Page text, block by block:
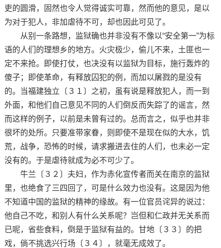
吏的圆滑，固然也令人觉得诚实可靠，然而他的意见，是以
为对于犯人，非加虐待不可，却也因此可见了。
从别一条路想，监狱确也并非没有不像以“安全第一”为标
语的人们的理想乡的地方。火灾极少，偷儿不来，土匪也一
定不来抢。即使打仗，也决没有以监狱为目标，施行轰炸的
傻子；即使革命，有释放囚犯的例，而加以屠戮的是没有
的。当福建独立〔３１〕之初，虽有说是释放犯人，而一到
外面，和他们自己意见不同的人们倒反而失踪了的谣言，然
而这样的例子，以前是未曾有过的。总而言之，似乎也并非
很坏的处所。只要准带家眷，则即使不是现在似的大水，饥
荒，战争，恐怖的时候，请求搬进去住的人们，也未必一定
没有的。于是虐待就成为必不可少了。
牛兰〔３２〕夫妇，作为赤化宣传者而关在南京的监狱
里，也绝食了三四回了，可是什么效力也没有。这是因为他
不知道中国的监狱的精神的缘故。有一位官员诧异的说过：
他自己不吃，和别人有什么关系呢？岂但和仁政并无关系而
已呢，省些食料，倒是于监狱有益的。甘地〔３３〕的把
戏，倘不挑选兴行场〔３４〕，就毫无成效了。